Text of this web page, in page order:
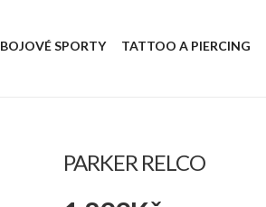
BOJOVÉ SPORTY TATTOO A PIERCING
PARKER RELCO